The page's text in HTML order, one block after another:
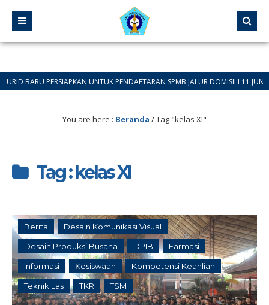
PERSIAPKAN UNTUK PENDAFTARAN SPMB JALUR DOMISILI 11 JUNI 2026
You are here : Beranda /Tag "kelas XI"
Tag : kelas XI
Berita Desain Komunikasi Visual
Desain Produksi Busana DPIB Farmasi
Informasi Kesiswaan Kompetensi Keahlian
Teknik Las TKR TSM